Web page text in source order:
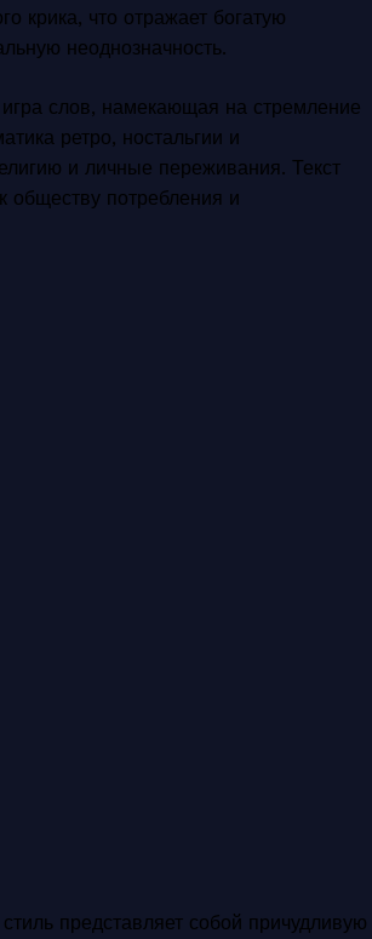
крика, что отражает богатую
неоднозначность.
слов, намекающая на стремление
ретро, ностальгии и
и личные переживания. Текст
обществу потребления и
представляет собой причудливую